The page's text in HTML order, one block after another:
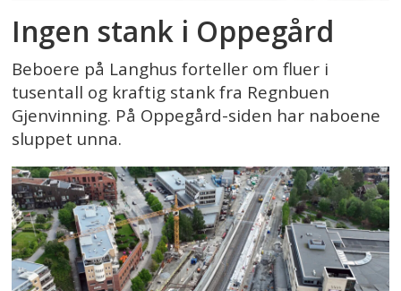
Ingen stank i Oppegård
Beboere på Langhus forteller om fluer i
tusentall og kraftig stank fra Regnbuen
Gjenvinning. På Oppegård-siden har naboene
sluppet unna.